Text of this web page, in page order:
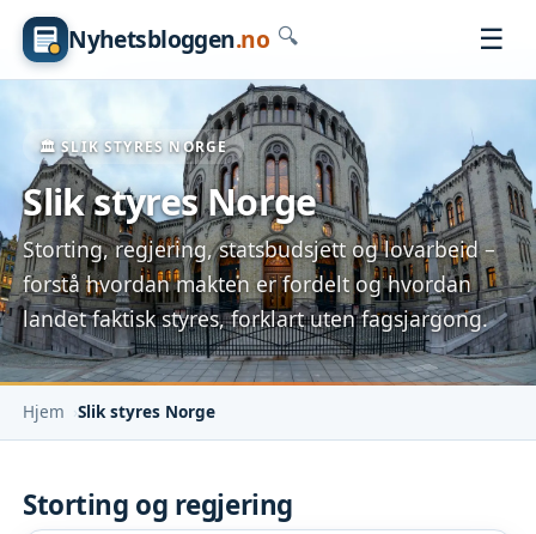
Nyhetsbloggen.no 🔍 ☰
🏛️ SLIK STYRES NORGE
Slik styres Norge
Storting, regjering, statsbudsjett og lovarbeid –
forstå hvordan makten er fordelt og hvordan
landet faktisk styres, forklart uten fagsjargong.
Hjem Slik styres Norge
Storting og regjering